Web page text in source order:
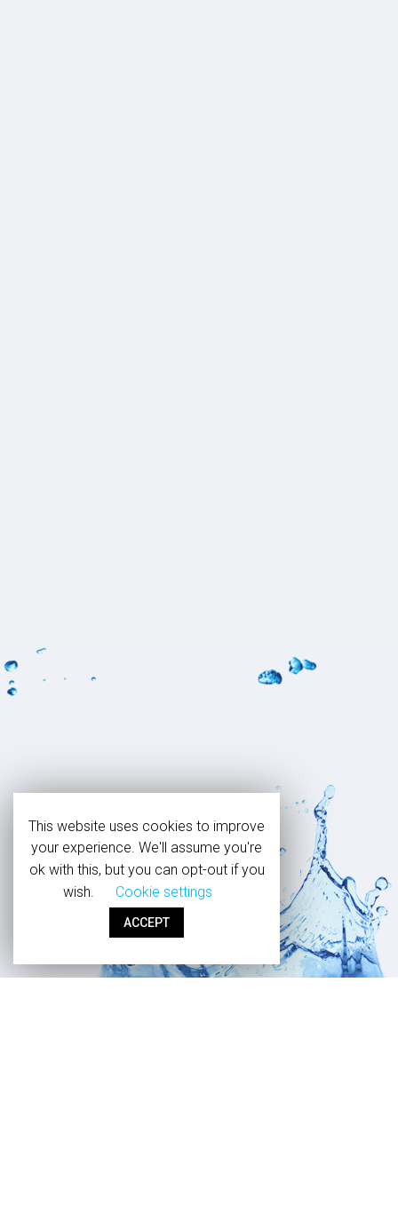
This website uses cookies to improve
your experience. We'll assume you're
ok with this, but you can opt-out if you
wish.
Cookie settings
ACCEPT